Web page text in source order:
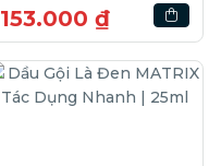
153.000 ₫